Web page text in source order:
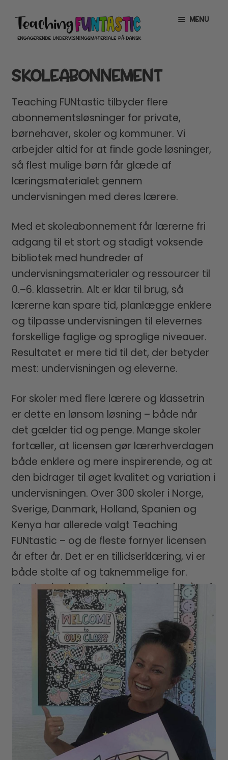
Spring
navigation
Spring
indhold
MENU
CHILD
MENU
MIN KONTO
GRATISMATERIALE
CHILD
MENU
BUTIK
LICENSER
EXPAND
CHILD
MENU
Abonnementer
SKOLEABONNEMENT
Teaching FUNtastic tilbyder flere
abonnements­løsninger for private,
børnehaver, skoler og kommuner. Vi
arbejder altid for at finde gode løsninger,
så flest mulige børn får glæde af
læringsmaterialet gennem
undervisningen med deres lærere.
Med et skoleabonnement får lærerne fri
adgang til et stort og stadigt voksende
bibliotek med hundreder af
undervisningsmaterialer og ressourcer til
0.–6. klassetrin. Alt er klar til brug, så
lærerne kan spare tid, planlægge enklere
og tilpasse undervisningen til elevernes
forskellige faglige og sproglige niveauer.
Resultatet er mere tid til det, der betyder
mest: undervisningen og eleverne.
For skoler med flere lærere og klassetrin
er dette en lønsom løsning – både når
det gælder tid og penge. Mange skoler
fortæller, at licensen gør lærerhverdagen
både enklere og mere inspirerende, og at
den bidrager til øget kvalitet og variation i
undervisningen. Over 300 skoler i Norge,
Sverige, Danmark, Holland, Spanien og
Kenya har allerede valgt Teaching
FUNtastic – og de fleste fornyer licensen
år efter år. Det er en tillidserklæring, vi er
både stolte af og taknemmelige for.